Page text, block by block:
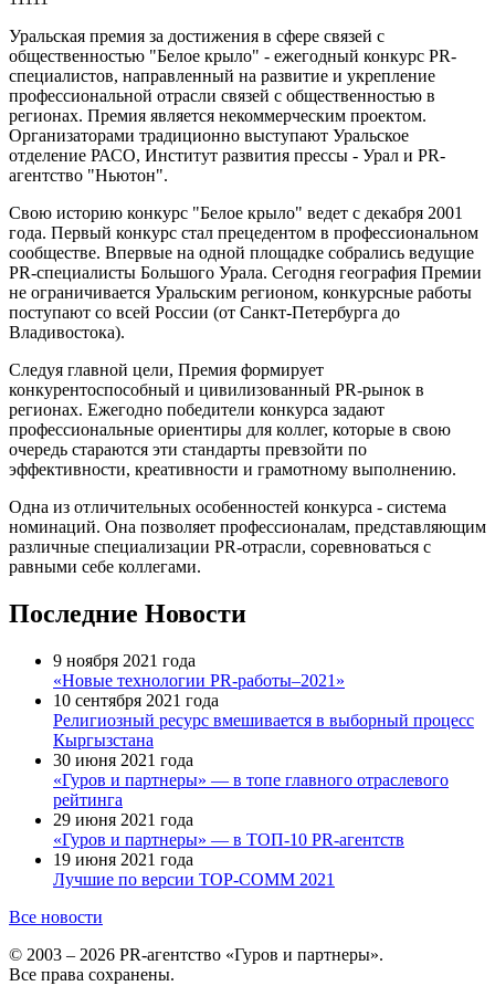
Уральская премия за достижения в сфере связей с
общественностью "Белое крыло" - ежегодный конкурс PR-
специалистов, направленный на развитие и укрепление
профессиональной отрасли связей с общественностью в
регионах. Премия является некоммерческим проектом.
Организаторами традиционно выступают Уральское
отделение РАСО, Институт развития прессы - Урал и PR-
агентство "Ньютон".
Свою историю конкурс "Белое крыло" ведет с декабря 2001
года. Первый конкурс стал прецедентом в профессиональном
сообществе. Впервые на одной площадке собрались ведущие
PR-специалисты Большого Урала. Сегодня география Премии
не ограничивается Уральским регионом, конкурсные работы
поступают со всей России (от Санкт-Петербурга до
Владивостока).
Следуя главной цели, Премия формирует
конкурентоспособный и цивилизованный PR-рынок в
регионах. Ежегодно победители конкурса задают
профессиональные ориентиры для коллег, которые в свою
очередь стараются эти стандарты превзойти по
эффективности, креативности и грамотному выполнению.
Одна из отличительных особенностей конкурса - система
номинаций. Она позволяет профессионалам, представляющим
различные специализации PR-отрасли, соревноваться с
равными себе коллегами.
Последние Новости
9 ноября 2021 года
«Новые технологии PR-работы–2021»
10 сентября 2021 года
Религиозный ресурс вмешивается в выборный процесс
Кыргызстана
30 июня 2021 года
«Гуров и партнеры» — в топе главного отраслевого
рейтинга
29 июня 2021 года
«Гуров и партнеры» — в ТОП-10 PR-агентств
19 июня 2021 года
Лучшие по версии TOP-COMM 2021
Все новости
© 2003 – 2026 PR-агентство «Гуров и партнеры».
Все права сохранены.